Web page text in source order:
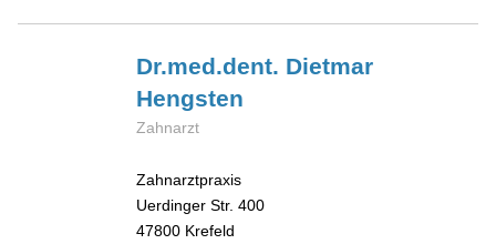
Dr.med.dent. Dietmar
Hengsten
Zahnarzt
Zahnarztpraxis
Uerdinger Str. 400
47800 Krefeld